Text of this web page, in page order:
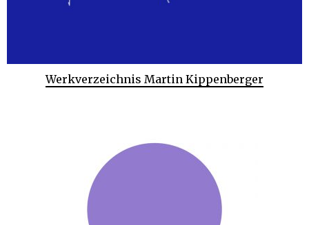
Werkverzeichnis Martin Kippenberger